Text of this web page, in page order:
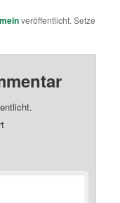
veröffentlicht. Setze